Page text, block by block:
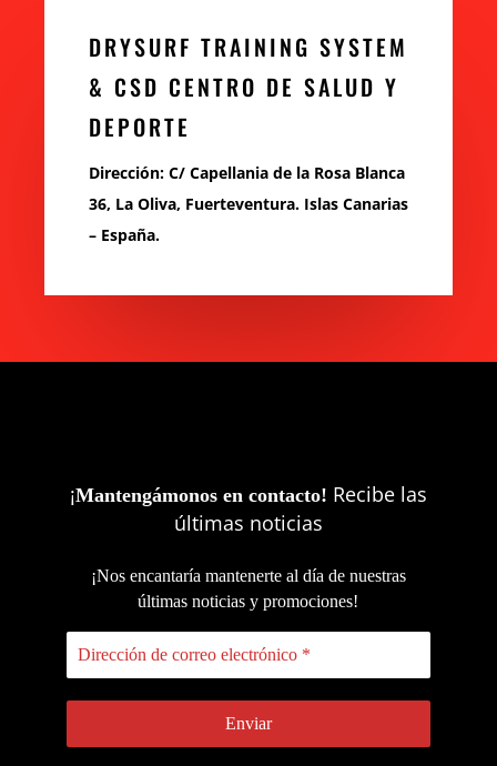
DRYSURF TRAINING SYSTEM
& CSD CENTRO DE SALUD Y
DEPORTE
Dirección: C/ Capellania de la Rosa Blanca
36, La Oliva, Fuerteventura. Islas Canarias
– España.
¡Mantengámonos en contacto! Recibe las
últimas noticias
¡Nos encantaría mantenerte al día de nuestras
últimas noticias y promociones!